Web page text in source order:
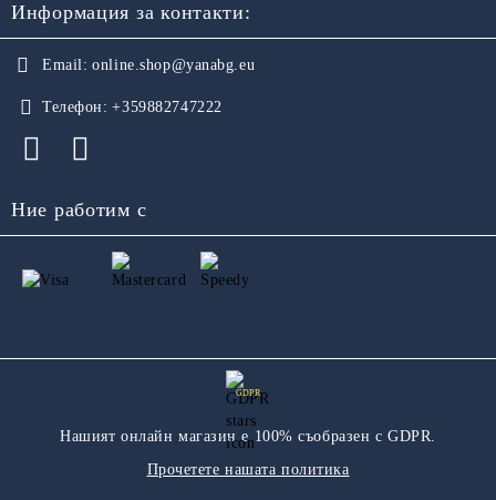
Информация за контакти:
Email: online.shop@yanabg.eu
Телефон: +359882747222
Ние работим с
GDPR
Нашият онлайн магазин е 100% съобразен с GDPR.
Прочетете нашата политика